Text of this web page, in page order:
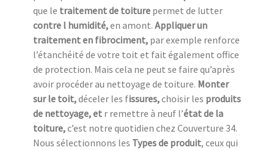
que le traitement de toiture permet de lutter
contre l humidité,en amont. Appliquer un
traitement en fibrociment, par exemple renforce
l’étanchéité de votre toit et fait également office
de protection. Mais cela ne peut se faire qu’après
avoir procéder au nettoyage de toiture. Monter
sur le toit,déceler les fissures,choisir les produits
de nettoyage, et r remettre à neuf l’état de la
toiture,c’est notre quotidien chez Couverture 34.
Nous sélectionnons les Types de produit, ceux qui